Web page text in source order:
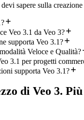
sapere sulla
Veo 3.1 da Veo 3?
supporta Veo 3.1?
Veloce e Qualità?
3.1 per progetti
supporta Veo 3.1?
di Veo 3.